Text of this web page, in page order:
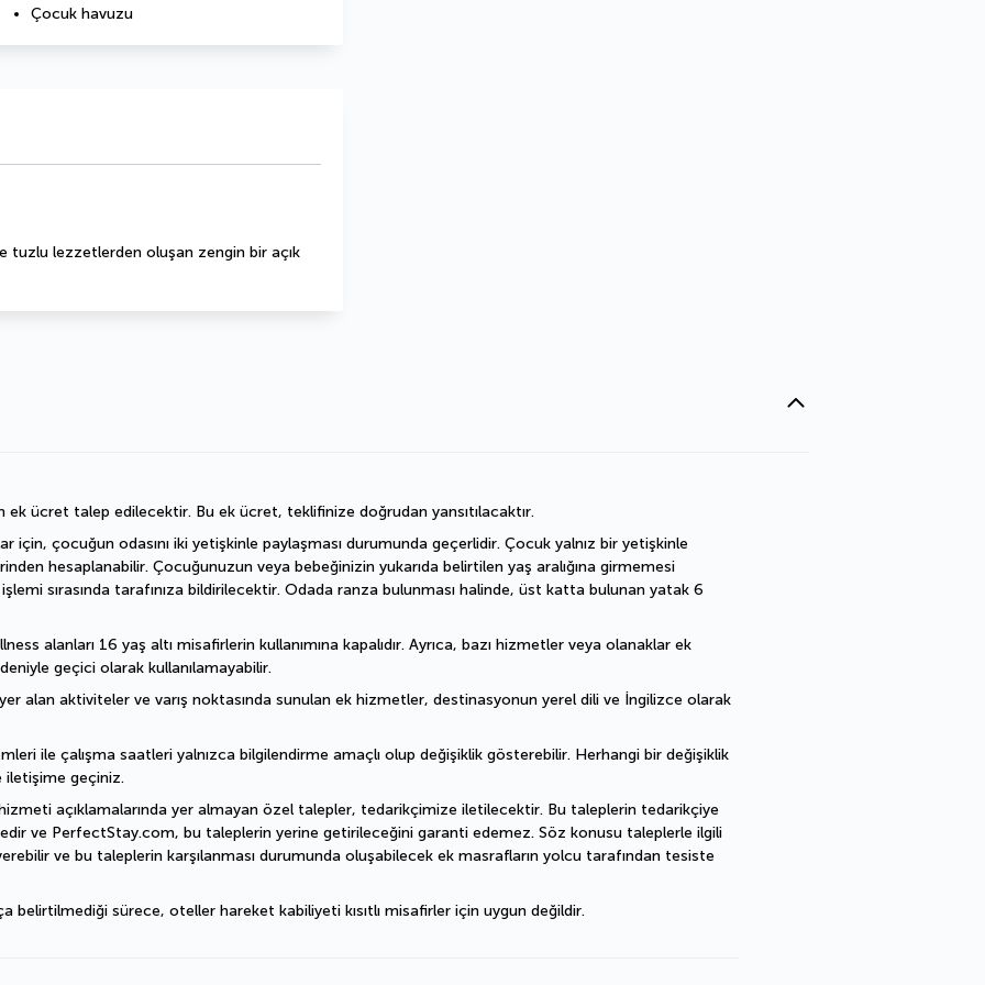
Çocuk havuzu
tuzlu lezzetlerden oluşan zengin bir açık
ek ücret talep edilecektir. Bu ek ücret, teklifinize doğrudan yansıtılacaktır.
için, çocuğun odasını iki yetişkinle paylaşması durumunda geçerlidir. Çocuk yalnız bir yetişkinle
hesaplanabilir. Çocuğunuzun veya bebeğinizin yukarıda belirtilen yaş aralığına girmemesi
sırasında tarafınıza bildirilecektir. Odada ranza bulunması halinde, üst katta bulunan yatak 6
alanları 16 yaş altı misafirlerin kullanımına kapalıdır. Ayrıca, bazı hizmetler veya olanaklar ek
geçici olarak kullanılamayabilir.
alan aktiviteler ve varış noktasında sunulan ek hizmetler, destinasyonun yerel dili ve İngilizce olarak
ile çalışma saatleri yalnızca bilgilendirme amaçlı olup değişiklik gösterebilir. Herhangi bir değişiklik
iletişime geçiniz.
açıklamalarında yer almayan özel talepler, tedarikçimize iletilecektir. Bu taleplerin tedarikçiye
ve PerfectStay.com, bu taleplerin yerine getirileceğini garanti edemez. Söz konusu taleplerle ilgili
ve bu taleplerin karşılanması durumunda oluşabilecek ek masrafların yolcu tarafından tesiste
belirtilmediği sürece, oteller hareket kabiliyeti kısıtlı misafirler için uygun değildir.